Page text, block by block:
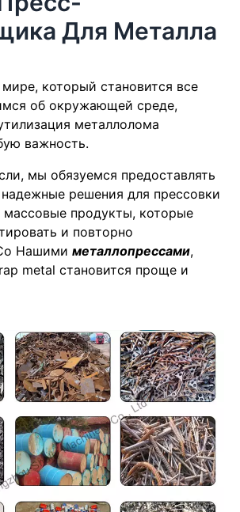
Для Металла
который становится все
об окружающей среде,
металлолома
важность.
мы обязуемся предоставлять
решения для прессовки
продукты, которые
и повторно
Нашими металлопрессами,
metal становится проще и